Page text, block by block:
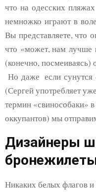
что на одесских
немножко играют в
Вы представляете, что
что «может, нам лучше
(конечно,
Но даже если
(Сергей употребляет
термин «свинособаки»
оккупантов) мы
Дизайнеры
Никаких белых флагов